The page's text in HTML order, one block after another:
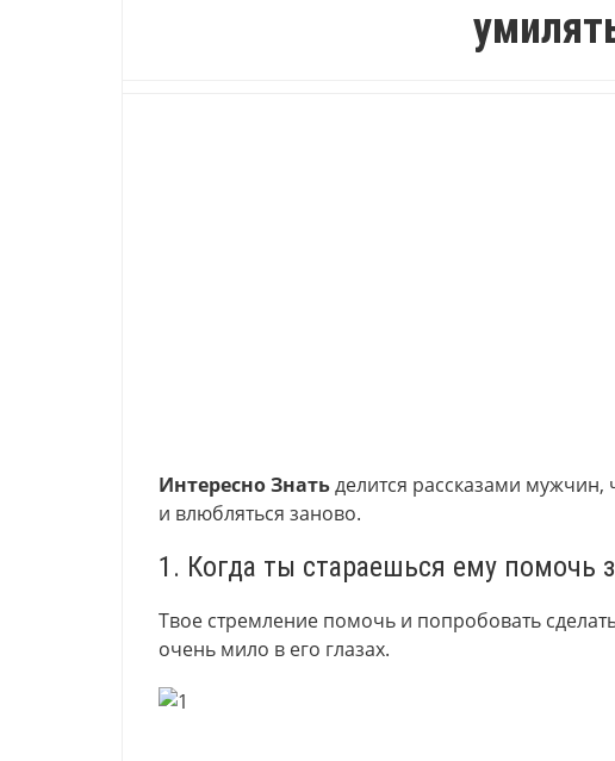
Интересно Знатьделится рассказами мужчин,
и влюбляться заново.
1. Когда ты стараешься ему помочь
Твое стремление помочь и попробовать
очень мило в его глазах.